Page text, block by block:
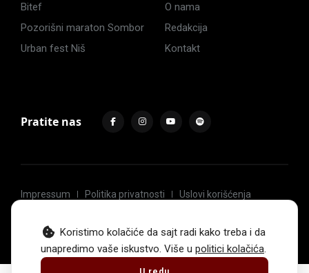
Koristimo kolačiće da sajt radi kako treba i da
unapredimo vaše iskustvo. Više u politici kolačića.
Bitef
Pozorišni maraton Sombor
Urban fest Niš
O nama
Redakcija
Kontakt
Pratite nas
Impressum Politika privatnosti
Uslovi korišćenja